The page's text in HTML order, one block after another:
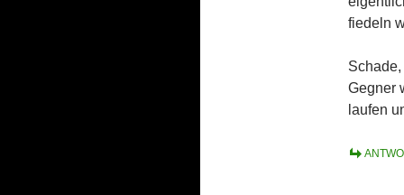
fiedeln
Gegner
laufen